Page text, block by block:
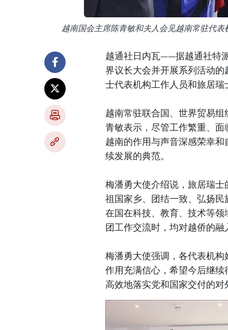
越南国会主席陈青敏和夫人会见越南常驻代
越通社日内瓦——据越通社特
界议长大会并开展系列活动
士代表机构工作人员和旅居瑞
越南常驻联合国、世界贸易
青敏表示，尽管工作繁重、
越南的作用与声音深感荣幸
续发展的典范。
梅潘勇大使介绍说，旅居瑞
祖国家乡、团结一致、弘扬
在国在科技、教育、技术等
团工作交流时，均对越侨的
梅潘勇大使强调，各代表机
作用充满信心，希望今后继
高效地落实党和国家交付的对